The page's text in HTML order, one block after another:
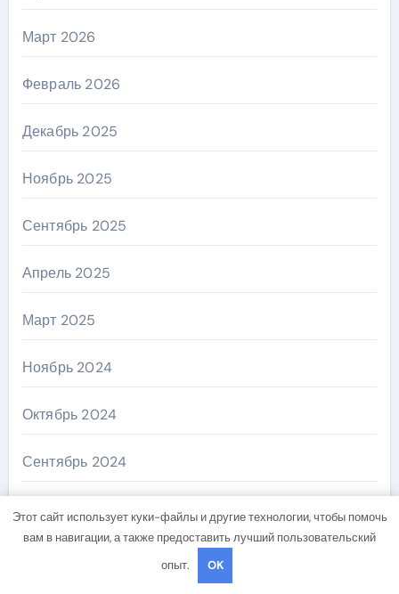
Март 2026
Февраль 2026
Декабрь 2025
Ноябрь 2025
Сентябрь 2025
Апрель 2025
Март 2025
Ноябрь 2024
Октябрь 2024
Сентябрь 2024
Август 2024
Этот сайт использует куки-файлы и другие технологии, чтобы помочь
вам в навигации, а также предоставить лучший пользовательский
опыт.
OK